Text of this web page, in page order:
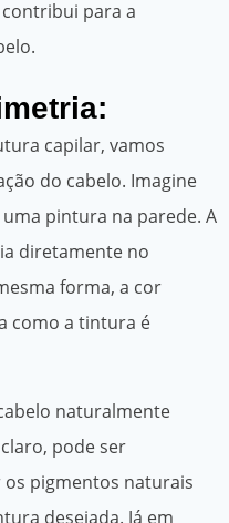
para a
capilar, vamos
do cabelo. Imagine
pintura na parede. A
diretamente no
forma, a cor
como a tintura é
naturalmente
pode ser
pigmentos naturais
desejada. Já em